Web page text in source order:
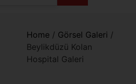
Home / Görsel Galeri /
Beylikdüzü Kolan
Hospital Galeri